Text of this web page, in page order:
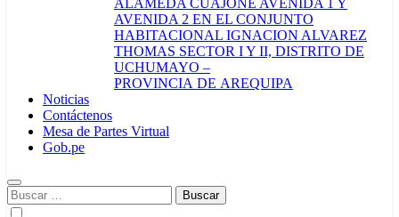
ALAMEDA CUAJONE AVENIDA 1 Y
AVENIDA 2 EN EL CONJUNTO
HABITACIONAL IGNACION ALVAREZ
THOMAS SECTOR I Y II, DISTRITO DE
UCHUMAYO –
PROVINCIA DE AREQUIPA
Noticias
Contáctenos
Mesa de Partes Virtual
Gob.pe
Buscar: